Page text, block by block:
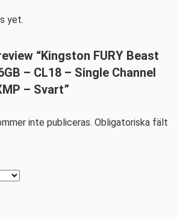
yet.
“Kingston FURY Beast
– CL18 – Single Channel
– Svart”
inte publiceras. Obligatoriska fält